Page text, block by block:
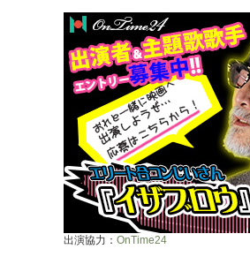
出演協力： OnTime24